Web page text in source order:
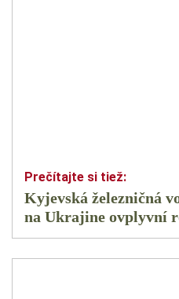
Kyjevská železničná
na Ukrajine ovplyvní